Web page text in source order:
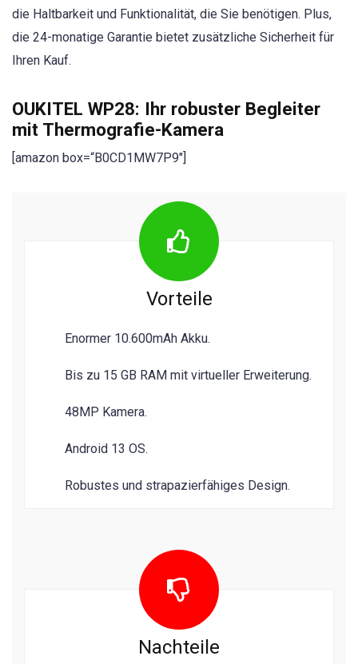
die Haltbarkeit und Funktionalität, die Sie benötigen. Plus,
die 24-monatige Garantie bietet zusätzliche Sicherheit für
Ihren Kauf.
OUKITEL WP28: Ihr robuster Begleiter
mit Thermografie-Kamera
[amazon box=“B0CD1MW7P9″]
Vorteile
Enormer 10.600mAh Akku.
Bis zu 15 GB RAM mit virtueller Erweiterung.
48MP Kamera.
Android 13 OS.
Robustes und strapazierfähiges Design.
Nachteile